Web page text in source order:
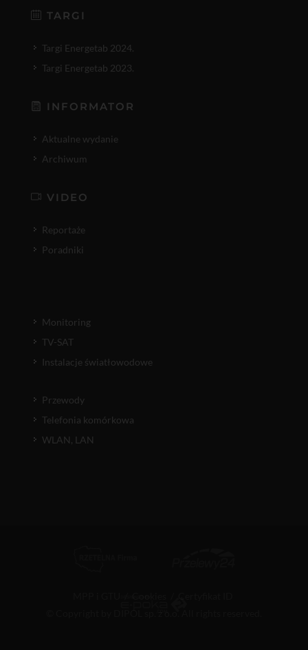
TARGI
Targi Energetab 2024.
Targi Energetab 2023.
INFORMATOR
Aktualne wydanie
Archiwum
VIDEO
Reportaże
Poradniki
Monitoring
TV-SAT
Instalacje światłowodowe
Przewody
Telefonia komórkowa
WLAN, LAN